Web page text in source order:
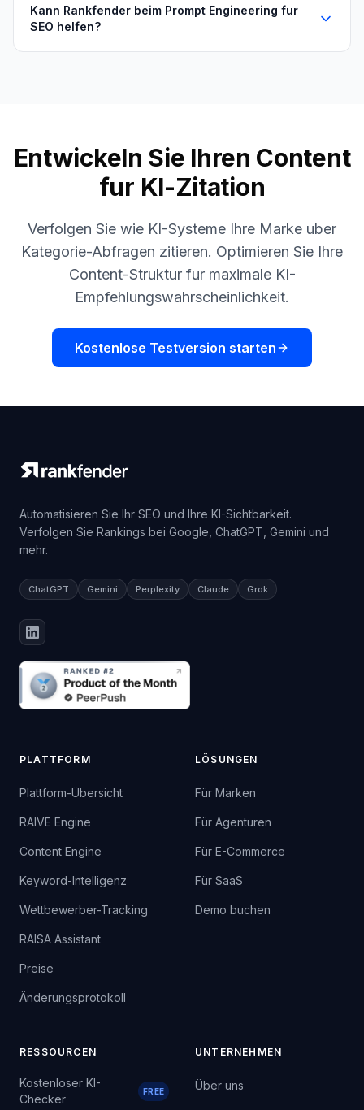
Kann Rankfender beim Prompt Engineering fur
SEO helfen?
Entwickeln Sie Ihren Content
fur KI-Zitation
Verfolgen Sie wie KI-Systeme Ihre Marke uber
Kategorie-Abfragen zitieren. Optimieren Sie Ihre
Content-Struktur fur maximale KI-
Empfehlungswahrscheinlichkeit.
Kostenlose Testversion starten
Automatisieren Sie Ihr SEO und Ihre KI-Sichtbarkeit.
Verfolgen Sie Rankings bei Google, ChatGPT, Gemini und
mehr.
ChatGPT Gemini Perplexity Claude Grok
PLATTFORM
Plattform-Übersicht
RAIVE Engine
Content Engine
Keyword-Intelligenz
Wettbewerber-Tracking
RAISA Assistant
Preise
Änderungsprotokoll
LÖSUNGEN
Für Marken
Für Agenturen
Für E-Commerce
Für SaaS
Demo buchen
RESSOURCEN
Kostenloser KI-
Checker
FREE
UNTERNEHMEN
Über uns